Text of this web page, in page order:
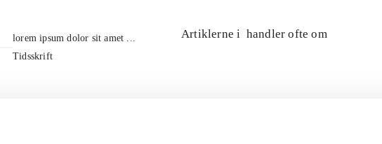
lorem ipsum dolor sit amet ...
Tidsskrift
Artiklerne i handler ofte om